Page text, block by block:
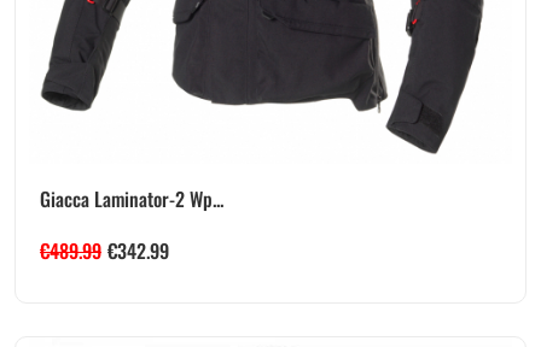
Giacca Laminator-2 Wp...
€489.99 €342.99